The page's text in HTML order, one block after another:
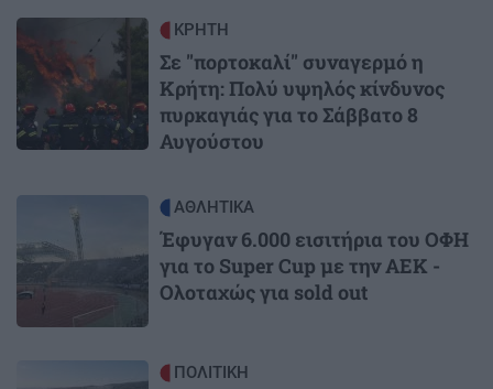
ΚΡΗΤΗ
Σε "πορτοκαλί" συναγερμό η
Κρήτη: Πολύ υψηλός κίνδυνος
πυρκαγιάς για το Σάββατο 8
Αυγούστου
ΑΘΛΗΤΙΚΑ
Έφυγαν 6.000 εισιτήρια του ΟΦΗ
για το Super Cup με την ΑΕΚ -
Ολοταχώς για sold out
ΠΟΛΙΤΙΚΗ